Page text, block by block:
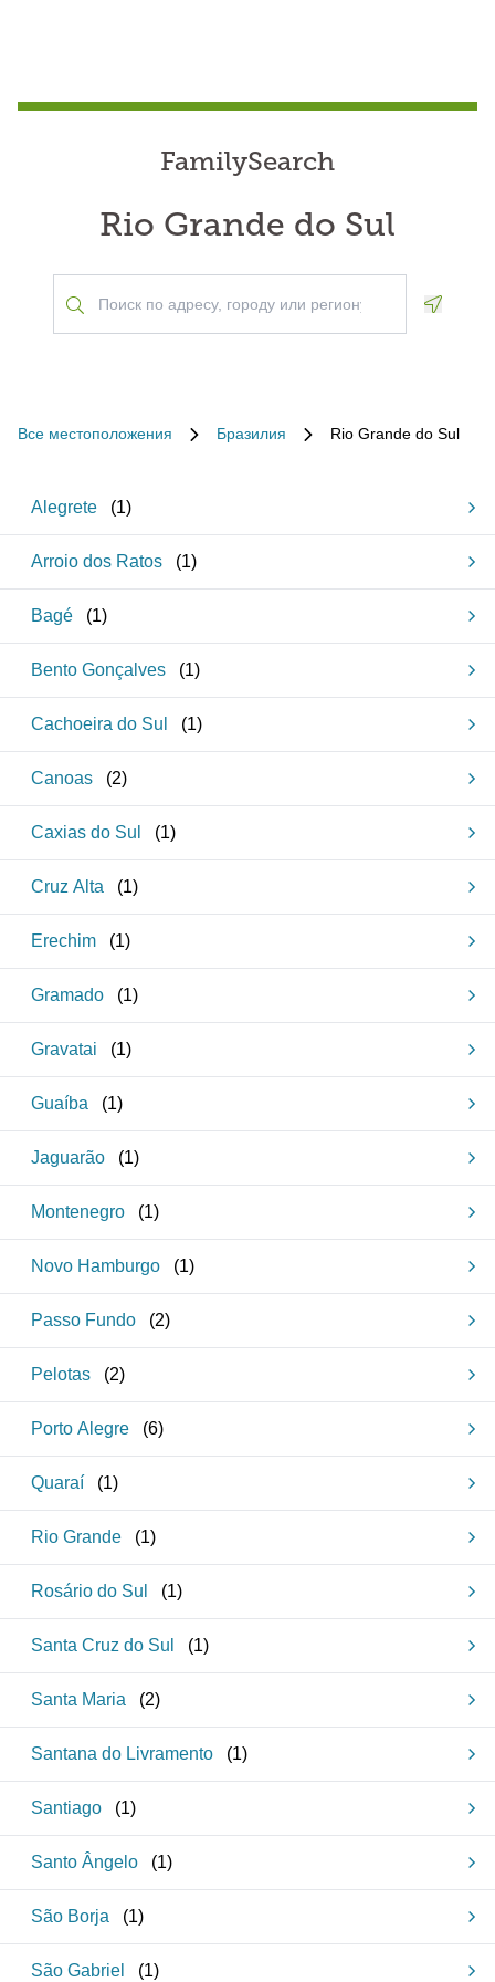
FamilySearch
Rio Grande do Sul
Все местоположения Бразилия Rio Grande do Sul
Alegrete (1)
Arroio dos Ratos (1)
Bagé (1)
Bento Gonçalves (1)
Cachoeira do Sul (1)
Canoas (2)
Caxias do Sul (1)
Cruz Alta (1)
Erechim (1)
Gramado (1)
Gravatai (1)
Guaíba (1)
Jaguarão (1)
Montenegro (1)
Novo Hamburgo (1)
Passo Fundo (2)
Pelotas (2)
Porto Alegre (6)
Quaraí (1)
Rio Grande (1)
Rosário do Sul (1)
Santa Cruz do Sul (1)
Santa Maria (2)
Santana do Livramento (1)
Santiago (1)
Santo Ângelo (1)
São Borja (1)
São Gabriel (1)